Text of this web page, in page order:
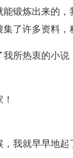
锻炼出来的
了许多资料，
所热衷的小
我就早早地